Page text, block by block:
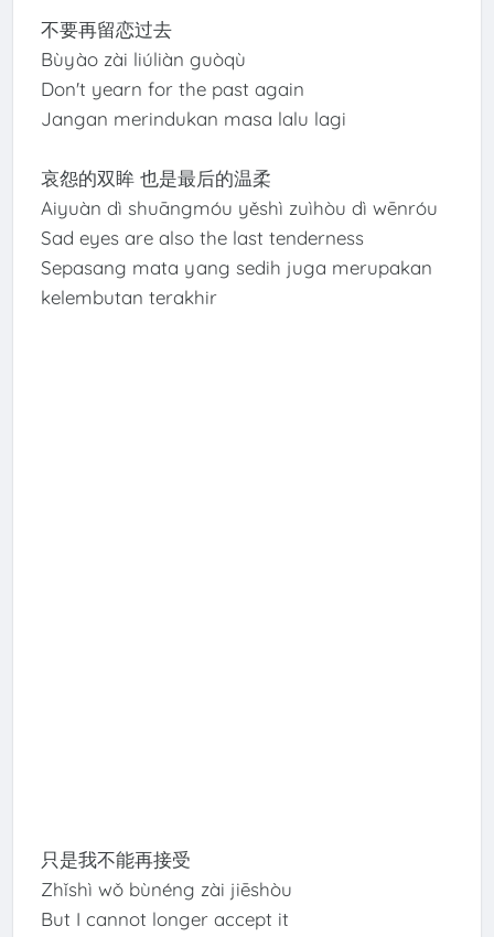
不要再留恋过去
Bùyào zài liúliàn guòqù
Don't yearn for the past again
Jangan merindukan masa lalu lagi
哀怨的双眸 也是最后的温柔
Aiyuàn dì shuāngmóu yěshì zuìhòu dì wēnróu
Sad eyes are also the last tenderness
Sepasang mata yang sedih juga merupakan
kelembutan terakhir
只是我不能再接受
Zhǐshì wǒ bùnéng zài jiēshòu
But I cannot longer accept it